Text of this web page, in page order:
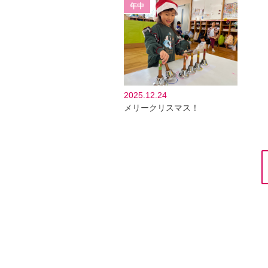
2025.12.24
メリークリスマス！